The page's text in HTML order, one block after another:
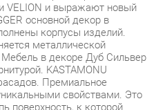
в декоре Дуб Сильвер
KASTAMONU
Премиальное
свойствами. Это
к которой
удивительно практична
чистящих
веществ. Удобные
ходом и доводчиками,